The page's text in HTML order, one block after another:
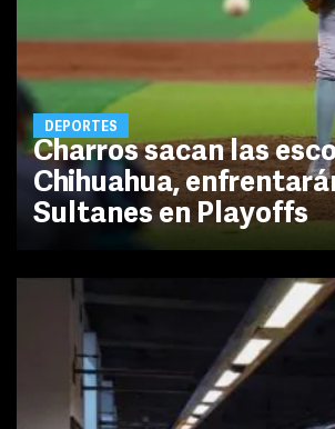
DEPORTES
Charros sacan las
Chihuahua,
Sultanes en Playoffs